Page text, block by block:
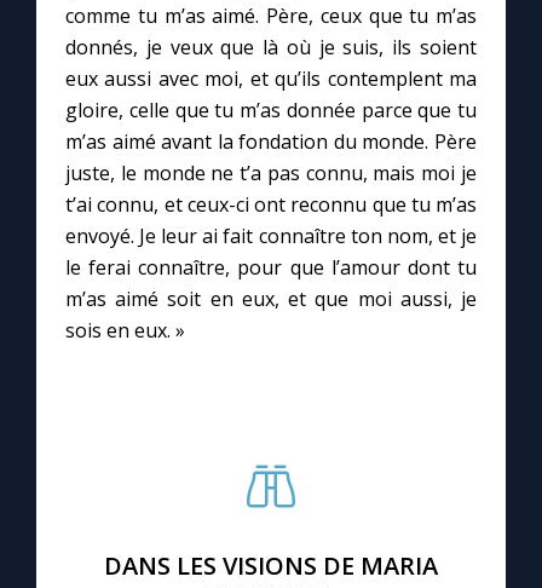
Me consacrer à Jésus par Marie
Mes intentions de prière
Une Minute avec Marie
Une neuvaine
À la une
comme tu m’as aimé. Père, ceux que tu m’as
donnés, je veux que là où je suis, ils soient
eux aussi avec moi, et qu’ils contemplent ma
gloire, celle que tu m’as donnée parce que tu
m’as aimé avant la fondation du monde. Père
juste, le monde ne t’a pas connu, mais moi je
t’ai connu, et ceux-ci ont reconnu que tu m’as
envoyé. Je leur ai fait connaître ton nom, et je
le ferai connaître, pour que l’amour dont tu
m’as aimé soit en eux, et que moi aussi, je
sois en eux. »
DANS LES VISIONS DE MARIA